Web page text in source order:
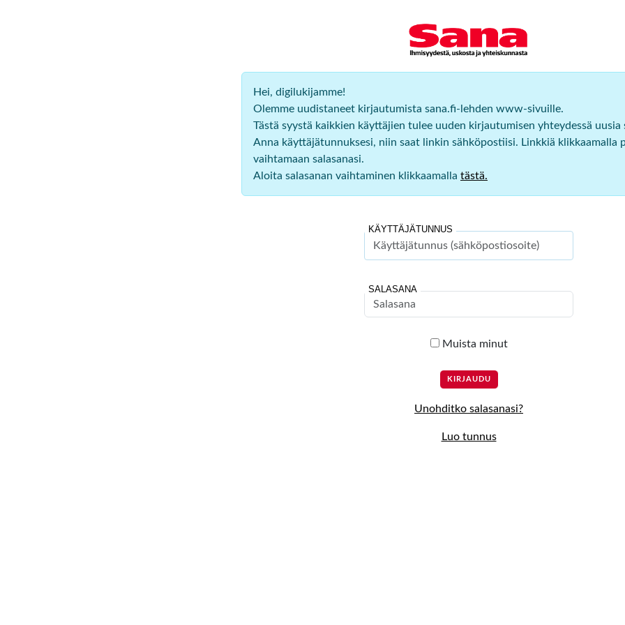
Hei, digilukijamme!
Olemme uudistaneet kirjautumista sana.fi-lehden www-sivuille.
Tästä syystä kaikkien käyttäjien tulee uuden kirjautumisen yhteydessä uusia
Anna käyttäjätunnuksesi, niin saat linkin sähköpostiisi. Linkkiä klikkaamalla
vaihtamaan salasanasi.
Aloita salasanan vaihtaminen klikkaamalla tästä.
KÄYTTÄJÄTUNNUS
SALASANA
Muista minut
Unohditko salasanasi?
Luo tunnus